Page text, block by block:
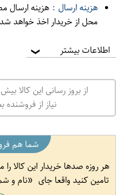
هزینه ارسال : هزینه ارسال
محل از خریدار اخذ خواهد
اطلاعات بیشتر ❯
از بروز رسانی این
نیاز از فروشنده
شما هم
هر روزه صدها خریدار این کالا را
تامین کنید واقعا جای
نام و